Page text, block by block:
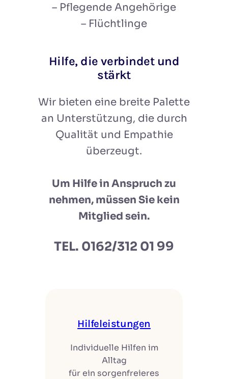
– Pflegende Angehörige
– Flüchtlinge
Hilfe, die verbindet und
stärkt
Wir bieten eine breite Palette
an Unterstützung, die durch
Qualität und Empathie
überzeugt.
Um Hilfe in Anspruch zu
nehmen, müssen Sie kein
Mitglied sein.
TEL. 0162/312 01 99
Hilfeleistungen
Individuelle Hilfen im
Alltag
für ein sorgenfreieres